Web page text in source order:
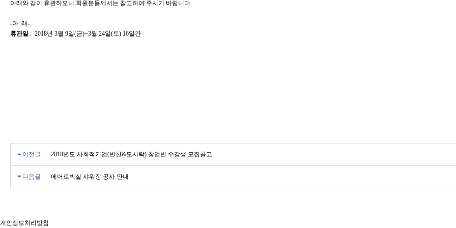
아래와 같이 휴관하오니 회원분들께서는 참고하여 주시기 바랍니다.
-아 래-
휴관일 : 2018년 3월 9일(금)~3월 24일(토) 16일간
이전글 2018년도 사회적기업(반찬&도시락) 창업반 수강생 모집공고
다음글 에어로빅실 샤워장 공사 안내
개인정보처리방침